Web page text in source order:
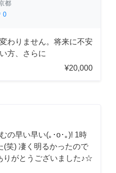
都
0
わりません。将来に不安
方、さらに
¥20,000
の早い早い(｡･о･｡)! 1時
(笑) 凄く明るかったので
りがとうございました♪☆